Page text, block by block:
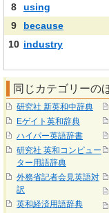
8
using
9
because
10 industry
同じカテゴリーの
研究社 新英和中辞典
Eゲイト英和辞典
ハイパー英語辞書
研究社 英和コンピュー
ター用語辞典
外務省記者会見英語対
訳
英和経済用語辞典